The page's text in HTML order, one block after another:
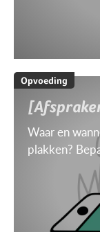
Opvoeding
Waar en
plakken?